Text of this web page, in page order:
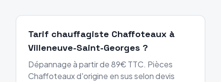
Tarif chauffagiste Chaffoteaux à
Villeneuve-Saint-Georges ?
Dépannage à partir de 89€ TTC. Pièces
Chaffoteaux d'origine en sus selon devis